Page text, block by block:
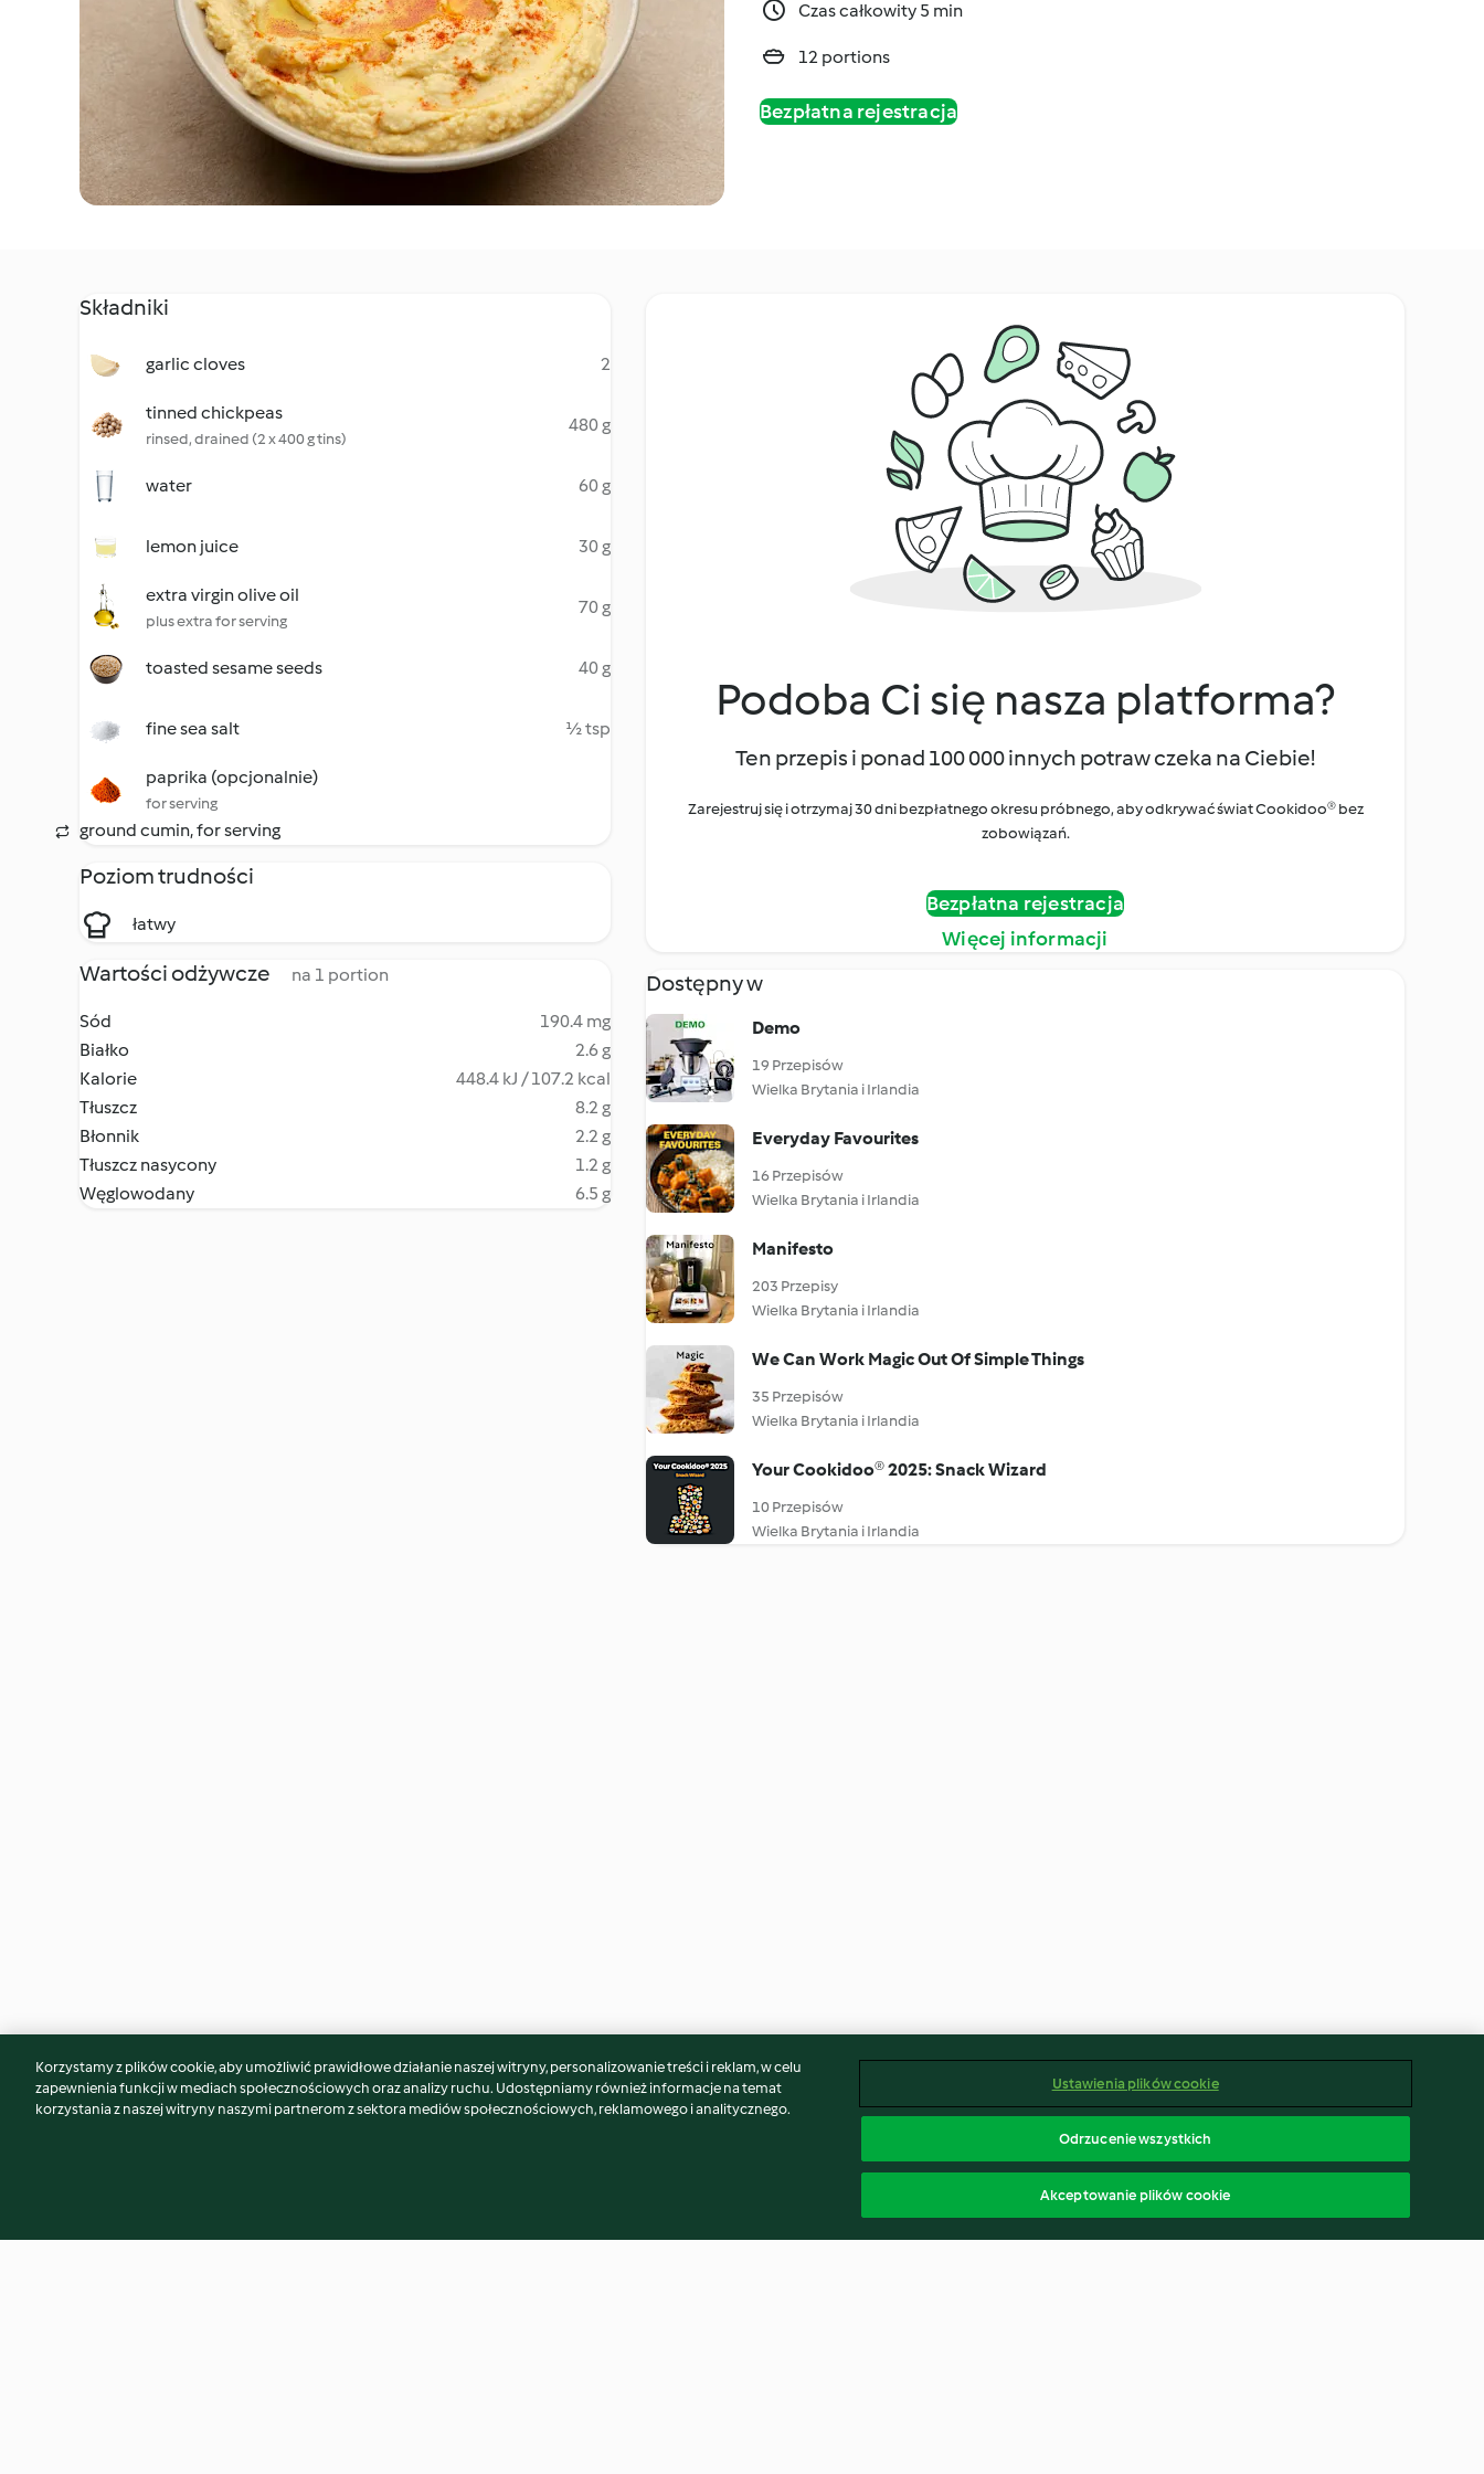
Czas całkowity 5 min
12 portions
Bezpłatna rejestracja
Składniki
garlic cloves 2
tinned chickpeas
rinsed, drained (2 x 400 g tins)
480 g
water 60 g
lemon juice 30 g
extra virgin olive oil
plus extra for serving
70 g
toasted sesame seeds 40 g
fine sea salt ½ tsp
paprika (opcjonalnie)
for serving
ground cumin, for serving
Poziom trudności
łatwy
Wartości odżywcze na 1 portion
Sód
190.4 mg
Białko
2.6 g
Kalorie
448.4 kJ / 107.2 kcal
Tłuszcz
8.2 g
Błonnik
2.2 g
Tłuszcz nasycony
1.2 g
Węglowodany
6.5 g
Podoba Ci się nasza platforma?
Ten przepis i ponad 100 000 innych potraw czeka na Ciebie!
Zarejestruj się i otrzymaj 30 dni bezpłatnego okresu próbnego, aby odkrywać świat Cookidoo® bez
zobowiązań.
Bezpłatna rejestracja
Więcej informacji
Dostępny w
Demo
19 Przepisów
Wielka Brytania i Irlandia
Everyday Favourites
16 Przepisów
Wielka Brytania i Irlandia
Manifesto
203 Przepisy
Wielka Brytania i Irlandia
We Can Work Magic Out Of Simple Things
35 Przepisów
Wielka Brytania i Irlandia
Your Cookidoo® 2025: Snack Wizard
10 Przepisów
Wielka Brytania i Irlandia
Może spodoba Ci się również...
Korzystamy z plików cookie, aby umożliwić prawidłowe działanie naszej witryny, personalizowanie treści i reklam, w celu
zapewnienia funkcji w mediach społecznościowych oraz analizy ruchu. Udostępniamy również informacje na temat
korzystania z naszej witryny naszymi partnerom z sektora mediów społecznościowych, reklamowego i analitycznego.
Ustawienia plików cookie
Odrzucenie wszystkich
Akceptowanie plików cookie